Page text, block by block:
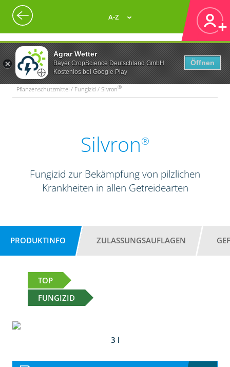
Agrar Wetter
Bayer CropScience Deutschland GmbH
Kostenlos bei Google Play
Öffnen
A-Z
Pflanzenschutzmittel / Fungizid / Silvron®
Silvron®
Fungizid zur Bekämpfung von pilzlichen
Krankheiten in allen Getreidearten
PRODUKTINFO ZULASSUNGSAUFLAGEN
TOP
FUNGIZID
3 l